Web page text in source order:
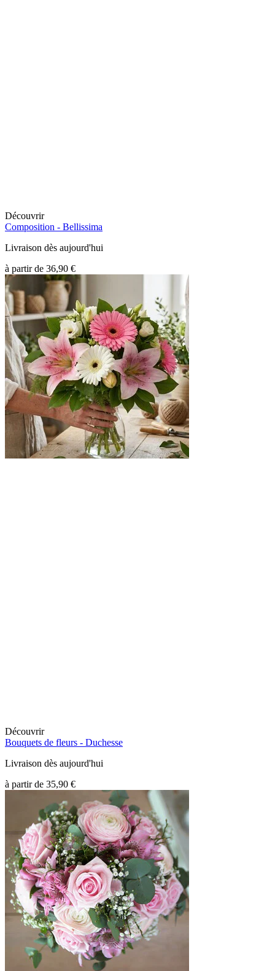
Découvrir
Composition - Bellissima
Livraison dès aujourd'hui
à partir de 36,90 €
Découvrir
Bouquets de fleurs - Duchesse
Livraison dès aujourd'hui
à partir de 35,90 €